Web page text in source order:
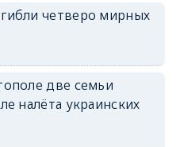
erid: 2SDnjdvhGXG
четверо мирных
две семьи
налёта украинских